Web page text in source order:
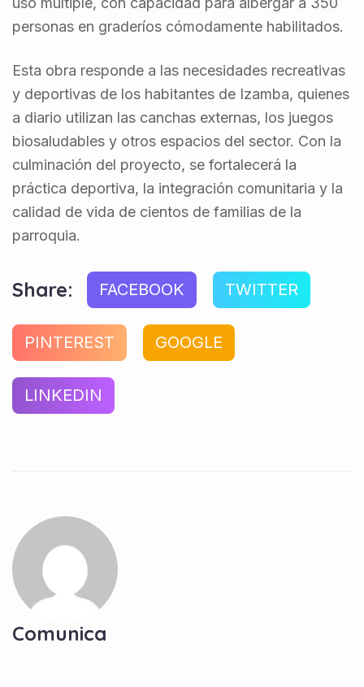
personas en graderíos cómodamente habilitados.
Esta obra responde a las necesidades recreativas
y deportivas de los habitantes de Izamba, quienes
a diario utilizan las canchas externas, los juegos
biosaludables y otros espacios del sector. Con la
culminación del proyecto, se fortalecerá la
práctica deportiva, la integración comunitaria y la
calidad de vida de cientos de familias de la
parroquia.
Share: FACEBOOK TWITTER
PINTEREST GOOGLE
LINKEDIN
Comunica